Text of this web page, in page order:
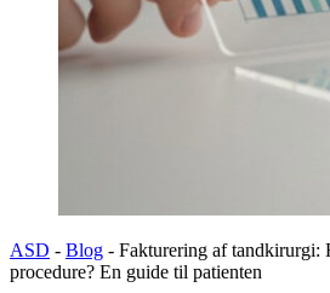
ASD - Blog - Fakturering af tandkirurgi:
procedure? En guide til patienten